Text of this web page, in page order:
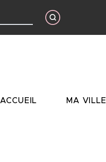
ACCUEIL MA VILLE